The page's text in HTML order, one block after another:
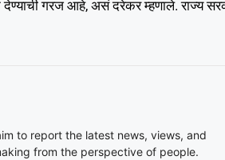
गरज आहे, असं दरेकर म्हणाले. राज्य
to report the latest news, views, and
from the perspective of people.